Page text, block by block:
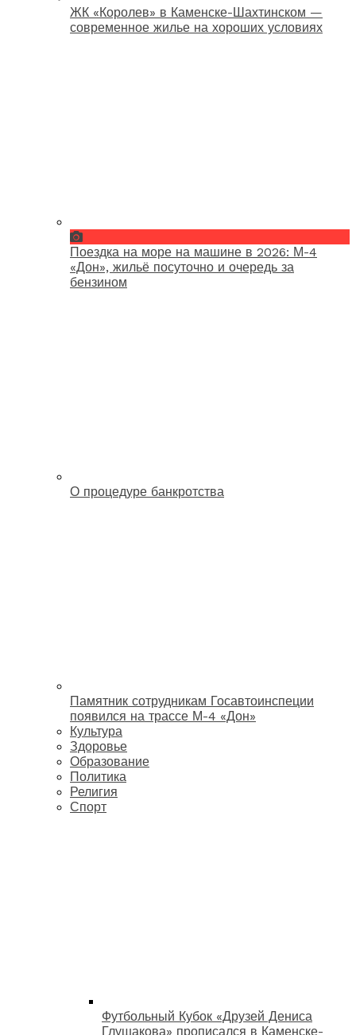
ЖК «Королев» в Каменске-Шахтинском —
современное жилье на хороших условиях
Поездка на море на машине в 2026: М-4
«Дон», жильё посуточно и очередь за
бензином
О процедуре банкротства
Памятник сотрудникам Госавтоинспеции
появился на трассе М-4 «Дон»
Культура
Здоровье
Образование
Политика
Религия
Спорт
Футбольный Кубок «Друзей Дениса
Глушакова» прописался в Каменске-